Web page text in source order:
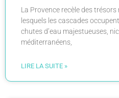
La Provence recèle des
lesquels les cascades
chutes d’eau majestueuses,
méditerranéens,
LIRE LA SUITE »